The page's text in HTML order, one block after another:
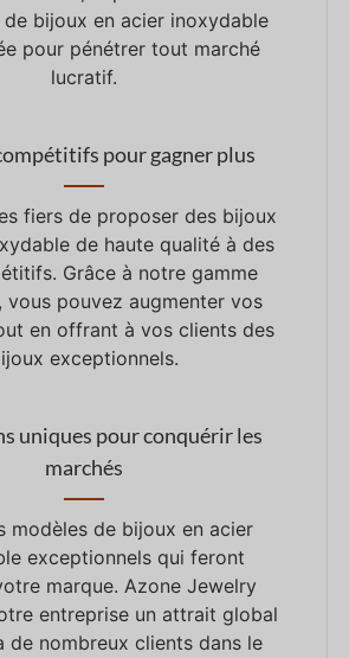
bijoux en acier inoxydable
pour pénétrer tout marché
lucratif.
pour gagner plus
fiers de proposer des bijoux
de haute qualité à des
Grâce à notre gamme
vous pouvez augmenter vos
en offrant à vos clients des
exceptionnels.
uniques pour conquérir les
marchés
modèles de bijoux en acier
exceptionnels qui feront
marque. Azone Jewelry
entreprise un attrait global
de nombreux clients dans le